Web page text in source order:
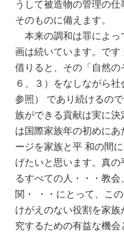
うして被造物の管理の
そのものに備えます。
本来の調和は罪によっ
画は続いています。で
借りると、その「自然の
６、３）をなしながら
参照） であり続けるの
族ができる貢献は実に
は国際家族年の初めに
ージを家族と平 和の間
げたいと思います。真
るすべての人・・・教
関・ ・・にとって、こ
けがえのない役割を家
究するための有益な機会